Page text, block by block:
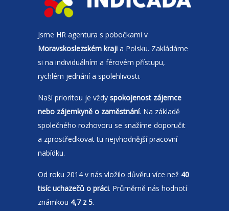
Jsme HR agentura s pobočkami v
Moravskoslezském kraji a Polsku. Zakládáme
si na individuálním a férovém přístupu,
rychlém jednání a spolehlivosti.
Naší prioritou je vždy spokojenost zájemce
nebo zájemkyně o zaměstnání. Na základě
společného rozhovoru se snažíme doporučit
a zprostředkovat tu nejvhodnější pracovní
nabídku.
Od roku 2014 v nás vložilo důvěru více než 40
tisíc uchazečů o práci. Průměrně nás hodnotí
známkou 4,7 z 5.